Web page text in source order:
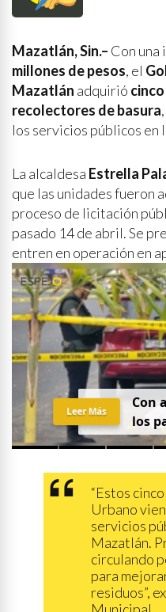
Mazatlán, Sin.– Con una
millones de pesos, el
Mazatlán adquirió
recolectores de basura
los servicios públicos en
La alcaldesa Estrella
que las unidades fueron
proceso de licitación
pasado 14 de abril. Se
entren en operación en
Con
los
Leer Más
“Estos
Urbano
servicios
Mazatlán.
circulando
para
residuos”,